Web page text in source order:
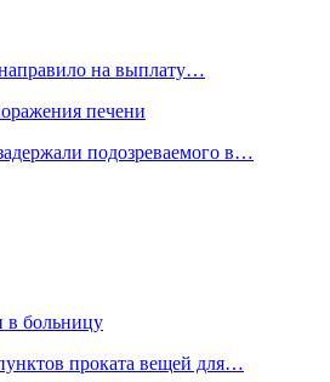
на выплату…
печени
подозреваемого в…
в больницу
проката вещей для…